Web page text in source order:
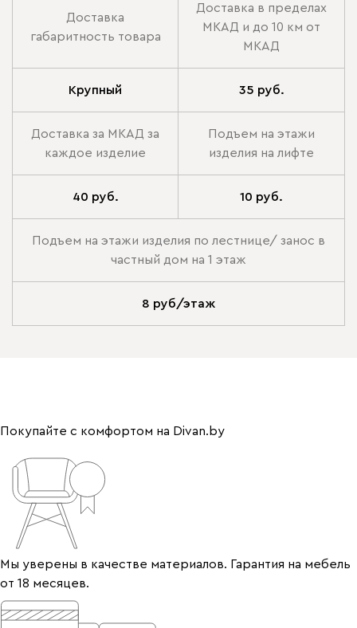
Доставка
габаритность товара
Доставка в пределах
МКАД и до 10 км от
МКАД
Крупный 35 руб.
Доставка за МКАД за
каждое изделие
Подъем на этажи
изделия на лифте
40 руб. 10 руб.
Подъем на этажи изделия по лестнице/ занос в
частный дом на 1 этаж
8 руб/этаж
Покупайте с комфортом на Divan.by
Мы уверены в качестве материалов. Гарантия на мебель
от 18 месяцев.